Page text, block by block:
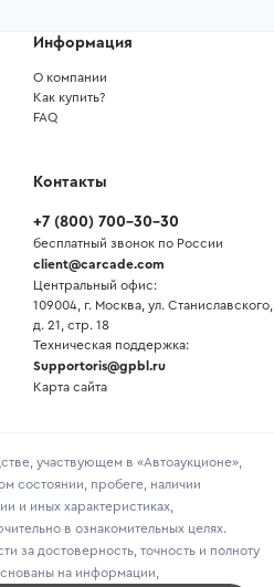
Информация
О компании
Как купить?
FAQ
Контакты
+7 (800) 700-30-30
бесплатный звонок по России
client@carcade.com
Центральный офис:
109004, г. Москва, ул. Станиславского,
д. 21, стр. 18
Техническая поддержка:
Supportoris@gpbl.ru
Карта сайта
участвующем в «Автоаукционе»,
состоянии, пробеге, наличии
и иных характеристиках,
в ознакомительных целях.
за достоверность, точность и полноту
на информации,